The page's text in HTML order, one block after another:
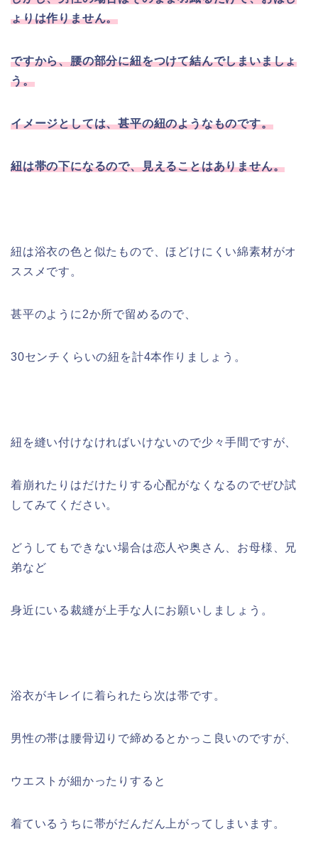
ょりは作りません。
ですから、腰の部分に紐をつけて結んでしまいましょ
う。
イメージとしては、甚平の紐のようなものです。
紐は帯の下になるので、見えることはありません。
紐は浴衣の色と似たもので、ほどけにくい綿素材がオ
ススメです。
甚平のように2か所で留めるので、
30センチくらいの紐を計4本作りましょう。
紐を縫い付けなければいけないので少々手間ですが、
着崩れたりはだけたりする心配がなくなるのでぜひ試
してみてください。
どうしてもできない場合は恋人や奥さん、お母様、兄
弟など
身近にいる裁縫が上手な人にお願いしましょう。
浴衣がキレイに着られたら次は帯です。
男性の帯は腰骨辺りで締めるとかっこ良いのですが、
ウエストが細かったりすると
着ているうちに帯がだんだん上がってしまいます。